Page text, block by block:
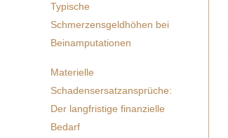
Typische
Schmerzensgeldhöhen bei
Beinamputationen
Materielle
Schadensersatzansprüche:
Der langfristige finanzielle
Bedarf